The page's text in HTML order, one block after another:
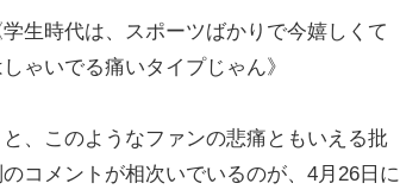
学生時代は、スポーツばかりで今嬉しくて
しゃいでる痛いタイプじゃん》
、このようなファンの悲痛ともいえる批
のコメントが相次いでいるのが、4月26日に